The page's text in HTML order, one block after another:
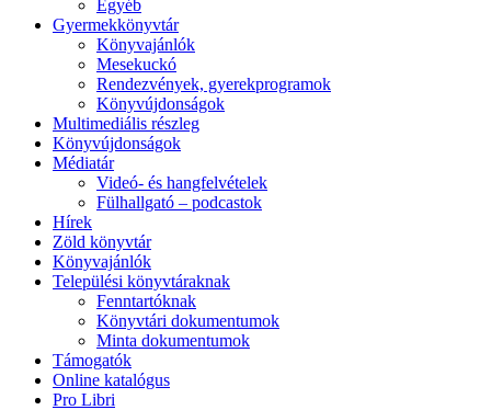
Egyéb
Gyermekkönyvtár
Könyvajánlók
Mesekuckó
Rendezvények, gyerekprogramok
Könyvújdonságok
Multimediális részleg
Könyvújdonságok
Médiatár
Videó- és hangfelvételek
Fülhallgató – podcastok
Hírek
Zöld könyvtár
Könyvajánlók
Települési könyvtáraknak
Fenntartóknak
Könyvtári dokumentumok
Minta dokumentumok
Támogatók
Online katalógus
Pro Libri